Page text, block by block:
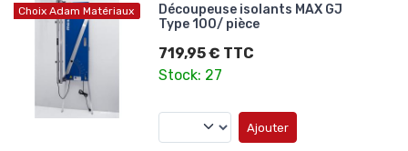
Choix Adam Matériaux
Découpeuse isolants MAX GJ
Type 100/ pièce
719,95 € TTC
Stock: 27
Ajouter